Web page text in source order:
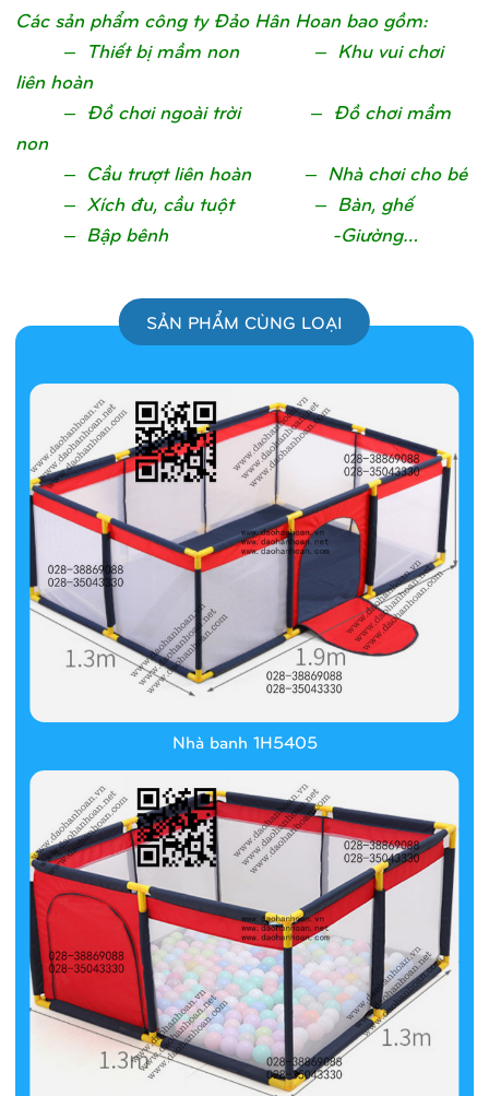
Các sản phẩm công ty Đảo Hân Hoan bao gồm:
– Thiết bị mầm non – Khu vui chơi
liên hoàn
– Đồ chơi ngoài trời – Đồ chơi mầm
non
– Cầu trượt liên hoàn – Nhà chơi cho bé
– Xích đu, cầu tuột – Bàn, ghế
– Bập bênh -Giường…
SẢN PHẨM CÙNG LOẠI
Nhà banh 1H5405